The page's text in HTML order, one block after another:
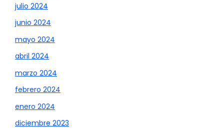
julio 2024
junio 2024
mayo 2024
abril 2024
marzo 2024
febrero 2024
enero 2024
diciembre 2023